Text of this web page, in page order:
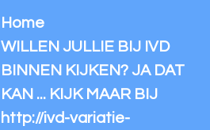
Home
WILLEN JULLIE BIJ IVD
BINNEN KIJKEN? JA DAT
KAN ... KIJK MAAR BIJ
http://ivd-variatie-